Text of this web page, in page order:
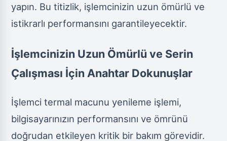
yapın. Bu titizlik, işlemcinizin uzun ömürlü ve
istikrarlı performansını garantileyecektir.
İşlemcinizin Uzun Ömürlü ve Serin
Çalışması İçin Anahtar Dokunuşlar
İşlemci termal macunu yenileme işlemi,
bilgisayarınızın performansını ve ömrünü
doğrudan etkileyen kritik bir bakım görevidir.